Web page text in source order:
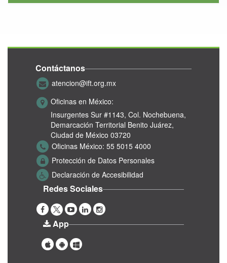
Contáctanos
atencion@ift.org.mx
Oficinas en México:
Insurgentes Sur #1143, Col. Nochebuena,
Demarcación Territorial Benito Juárez,
Ciudad de México 03720
Oficinas México: 55 5015 4000
Protección de Datos Personales
Declaración de Accesibilidad
Redes Sociales
App